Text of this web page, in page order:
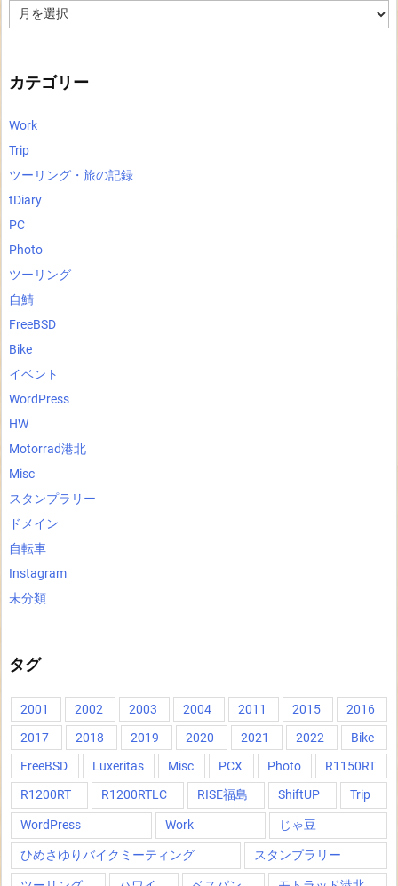
ー
カテゴリー
Work
Trip
ツーリング・旅の記録
tDiary
PC
Photo
ツーリング
自鯖
FreeBSD
Bike
イベント
WordPress
HW
Motorrad港北
Misc
スタンプラリー
ドメイン
自転車
Instagram
未分類
タグ
2001 2002 2003 2004 2011 2015
2016
2017
2018 2019 2020 2021 2022
Bike
FreeBSD
Luxeritas Misc PCX Photo
R1150RT
R1200RT
R1200RTLC RISE福島 ShiftUP Trip
WordPress Work じゃ豆
ひめさゆりバイクミーティング スタンプラリー